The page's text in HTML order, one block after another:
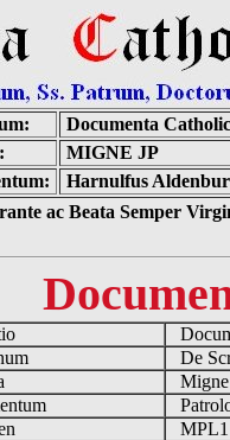
Documenta
MIGNE JP
Harnulfus
ac Beata Semper
De